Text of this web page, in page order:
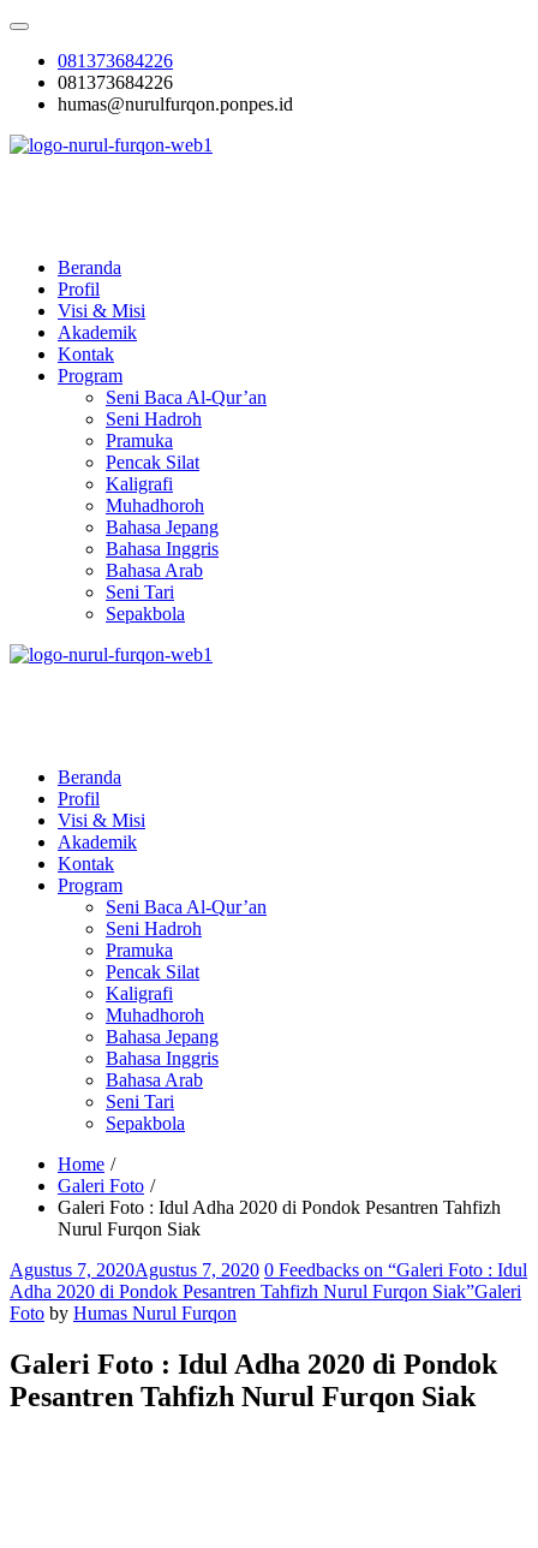
Skip
content081373684226
081373684226
humas@nurulfurqon.ponpes.id
Beranda
Profil
Visi & Misi
Akademik
Kontak
Program
Seni Baca Al-Qur’an
Seni Hadroh
Pramuka
Pencak Silat
Kaligrafi
Muhadhoroh
Bahasa Jepang
Bahasa Inggris
Bahasa Arab
Seni Tari
Sepakbola
Beranda
Profil
Visi & Misi
Akademik
Kontak
Program
Seni Baca Al-Qur’an
Seni Hadroh
Pramuka
Pencak Silat
Kaligrafi
Muhadhoroh
Bahasa Jepang
Bahasa Inggris
Bahasa Arab
Seni Tari
Sepakbola
Home
Galeri Foto
Galeri Foto : Idul Adha 2020 di Pondok Pesantren Tahfizh
Nurul Furqon Siak
Agustus 7, 2020Agustus 7, 2020 Comments
0 Feedbacks on “Galeri Foto : Idul
Adha 2020 di Pondok Pesantren Tahfizh Nurul Furqon Siak”Galeri
Foto by Humas Nurul Furqon
Galeri Foto : Idul Adha 2020 di Pondok
Pesantren Tahfizh Nurul Furqon Siak